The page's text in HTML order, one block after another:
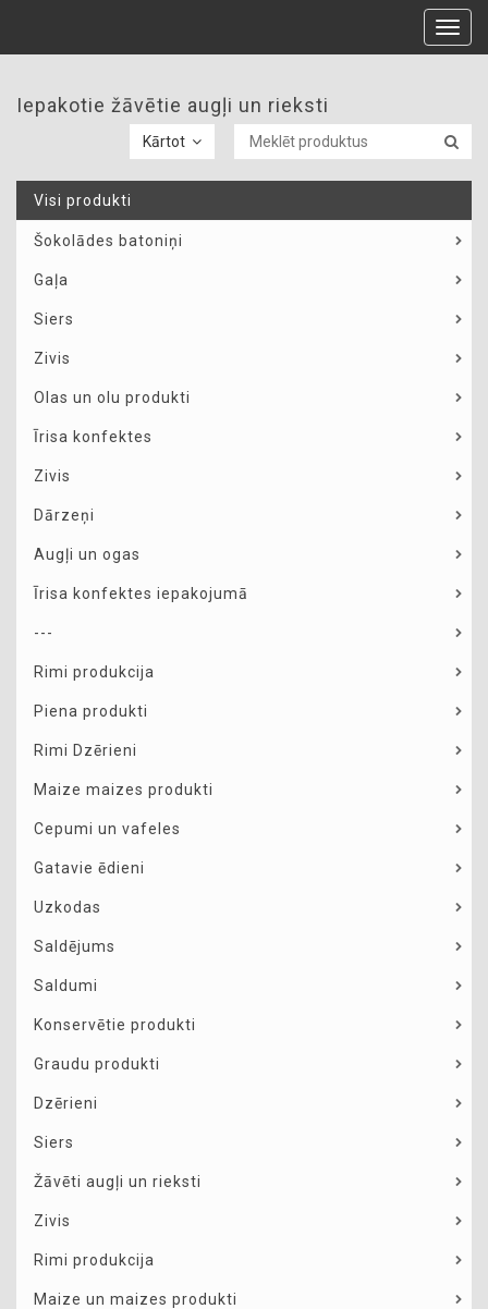
Iepakotie žāvētie augļi un rieksti
Kārtot
Visi produkti
Šokolādes batoniņi
Gaļa
Siers
Zivis
Olas un olu produkti
Īrisa konfektes
Zivis
Dārzeņi
Augļi un ogas
Īrisa konfektes iepakojumā
---
Rimi produkcija
Piena produkti
Rimi Dzērieni
Maize maizes produkti
Cepumi un vafeles
Gatavie ēdieni
Uzkodas
Saldējums
Saldumi
Konservētie produkti
Graudu produkti
Dzērieni
Siers
Žāvēti augļi un rieksti
Zivis
Rimi produkcija
Maize un maizes produkti